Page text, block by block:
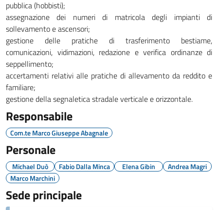
pubblica (hobbisti);
assegnazione dei numeri di matricola degli impianti di
sollevamento e ascensori;
gestione delle pratiche di trasferimento bestiame,
comunicazioni, vidimazioni, redazione e verifica ordinanze di
seppellimento;
accertamenti relativi alle pratiche di allevamento da reddito e
familiare;
gestione della segnaletica stradale verticale e orizzontale.
Responsabile
Com.te Marco Giuseppe Abagnale
Personale
Michael Duò Fabio Dalla Minca Elena Gibin
Andrea Magri
Marco Marchini
Sede principale